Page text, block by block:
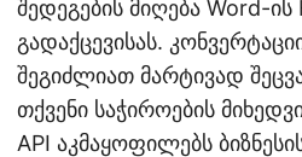
შედეგების მიღება Word-
გადაქცევისას.
შეგიძლიათ მარტივად
თქვენი საჭიროების
API აკმაყოფილებს